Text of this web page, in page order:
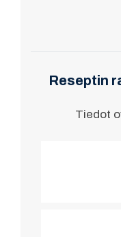
Reseptin
Tiedot